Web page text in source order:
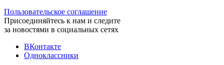
Пользовательское соглашение
Присоединяйтесь к нам и следите
за новостями в социальных сетях
ВКонтакте
Одноклассники